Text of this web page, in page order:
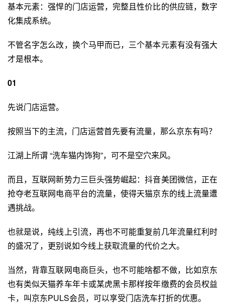
基本元素：强悍的门店运营，完整且性价比的供应链，数字
化集成系统。
不管名字怎么改，换个马甲而已，三个基本元素有没有强大
才是根本。
01
先说门店运营。
按照当下的主流，门店运营首先要有流量，那么京东有吗？
江湖上所谓 “洗车猫内饰狗”，可不是空穴来风。
而且，互联网新势力三巨头强势崛起：抖音美团微信，正在
抢夺老互联网电商平台的流量，使得天猫京东的线上流量遭
遇挑战。
也就是说，纯线上引流，再也不可能重复前几年流量红利时
的盛况了，更别说如今线上获取流量的代价之大。
当然，背靠互联网电商巨头，也不可能啥都不做，比如京东
也有类似天猫养车年卡或某虎黑卡那样按年缴费的会员权益
卡，叫京东PULS会员，可以享受门店洗车打折的优惠。